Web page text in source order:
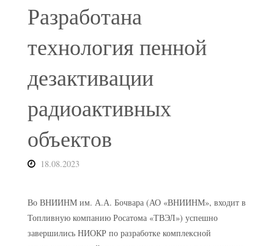
Разработана
технология пенной
дезактивации
радиоактивных
объектов
18.08.2023
Во ВНИИНМ им. А.А. Бочвара (АО «ВНИИНМ», входит в
Топливную компанию Росатома «ТВЭЛ») успешно
завершились НИОКР по разработке комплексной